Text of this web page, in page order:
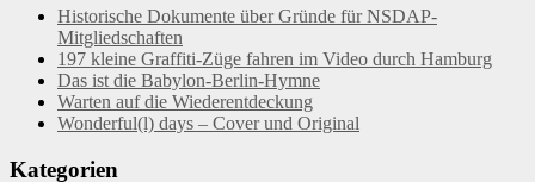
Historische Dokumente über Gründe für NSDAP-
Mitgliedschaften
197 kleine Graffiti-Züge fahren im Video durch Hamburg
Das ist die Babylon-Berlin-Hymne
Warten auf die Wiederentdeckung
Wonderful(l) days – Cover und Original
Kategorien